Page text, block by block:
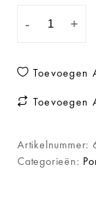
- +
Toevoegen
Toevoegen
Artikelnummer:
Categorieën: